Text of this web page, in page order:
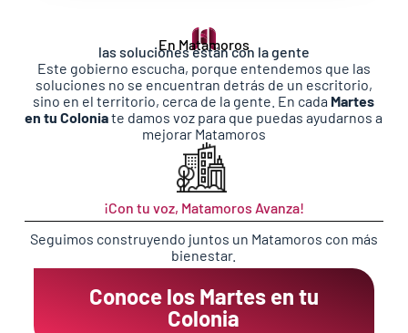
En Matamoros
las soluciones están con la gente
Este gobierno escucha, porque entendemos que las
soluciones no se encuentran detrás de un escritorio,
sino en el territorio, cerca de la gente. En cada Martes
en tu Coloniate damos voz para que puedas ayudarnos a
mejorar Matamoros
¡Con tu voz, Matamoros Avanza!
Seguimos construyendo juntos un Matamoros con más
bienestar.
Conoce los Martes en tu
Colonia